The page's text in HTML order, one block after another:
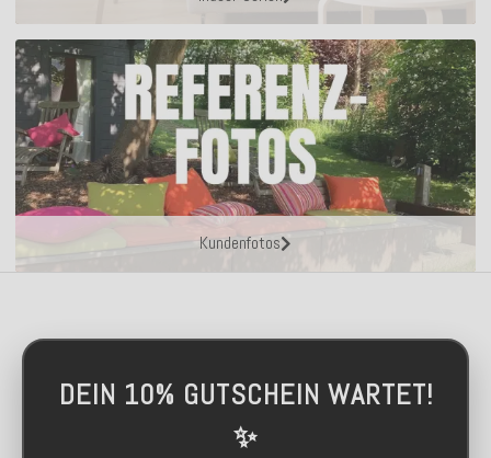
Kundenfotos
DEIN 10% GUTSCHEIN WARTET!
✨